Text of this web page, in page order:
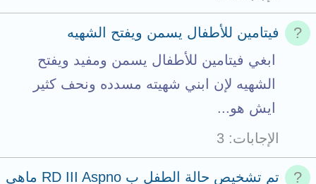
فيتامين للأطفال يسمن ويفتح الشهيه
ابغي فيتامين للأطفال يسمن ومفيد ويفتح
الشهيه لإن ابني شهيته مسدده ونحف كثير
ايش هو...
الإجابات
3
تم تشخيص حالة الطفل ب RD III Aspno ماهي